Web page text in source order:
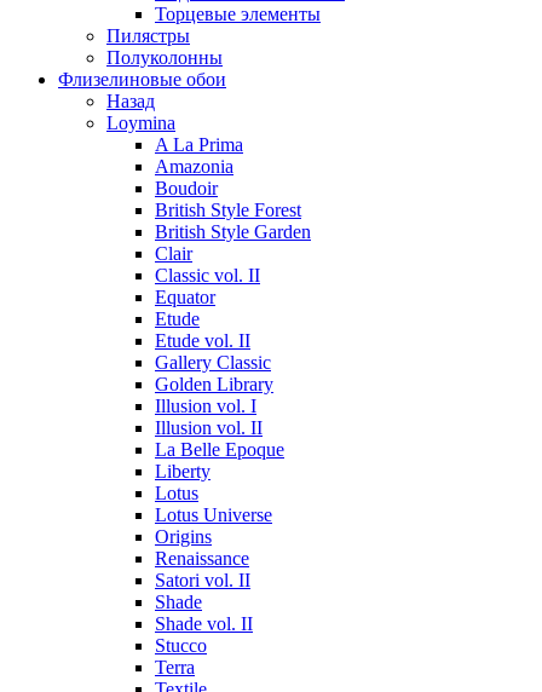
Торцевые элементы
Пилястры
Полуколонны
Флизелиновые обои
Назад
Loymina
A La Prima
Amazonia
Boudoir
British Style Forest
British Style Garden
Clair
Classic vol. II
Equator
Etude
Etude vol. II
Gallery Classic
Golden Library
Illusion vol. I
Illusion vol. II
La Belle Epoque
Liberty
Lotus
Lotus Universe
Origins
Renaissance
Satori vol. II
Shade
Shade vol. II
Stucco
Terra